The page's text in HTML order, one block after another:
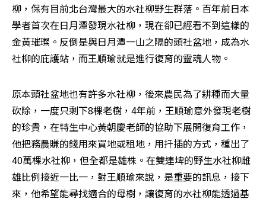
柳，保有目前北台灣最大的水社柳野生群落。百年前日本
學者首次在日月潭發現水社柳，現在卻已經看不到這樣的
金黃璀璨。反倒是與日月潭一山之隔的頭社盆地，成為水
社柳的庇護站，而王順瑜就是進行復育的靈魂人物。
原本頭社盆地也有許多水社柳，後來農民為了耕種而大量
砍除，一度只剩下8棵老樹，4年前，王順瑜意外發現老樹
的珍貴，在特生中心黃朝慶老師的協助下展開復育工作，
他把務農賺的錢用來買地或租地，用扦插的方式，種出了
40萬棵水社柳，但全都是雄株。在雙連埤的野生水社柳雌
雄比例接近一比一，對王順瑜來說，是重要的訊息，接下
來，他希望能尋找適合的母樹，讓復育的水社柳能透過基